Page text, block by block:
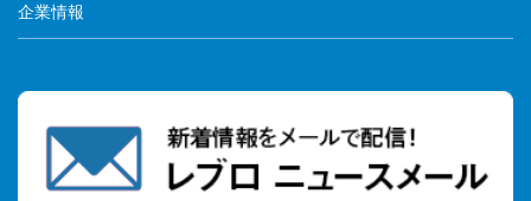
企業情報